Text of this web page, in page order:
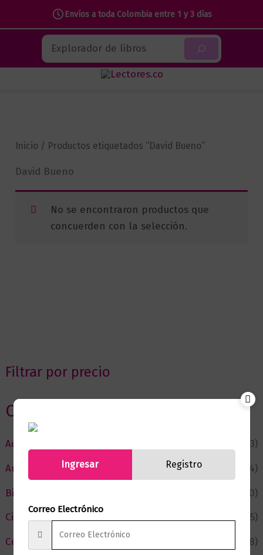
Envíos a toda Colombia entre 1 y 3 días
contenido
Buscar
Filtrar por precio
Categorias
Actualidad
(53)
Autor del Mes
(4)
Bienestar
(230)
Ciencia y Conocimiento
(75)
Cómic y Fantasía
(88)
Inicio / Productos etiquetados “David Bueno”
David Bueno
No se encontraron productos que
concuerden con la selección.
Ingresar Registro
Correo Electrónico